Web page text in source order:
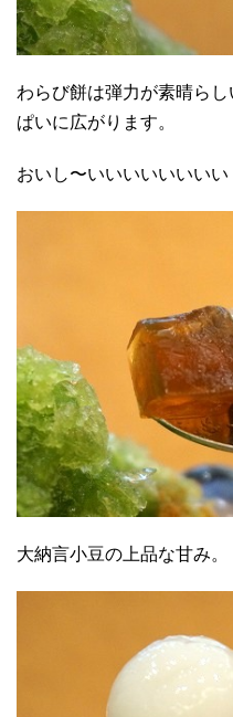
わらび餅は弾力が素晴ら
ぱいに広がります。
おいし〜いいいいいいいい
大納言小豆の上品な甘み。